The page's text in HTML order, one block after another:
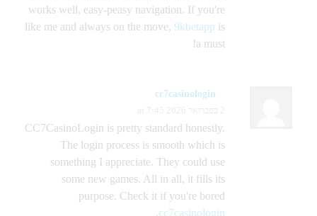
works well, easy-peasy navigation. If you're
like me and always on the move, 9kbetapp is
a must!
cc7casinologin
2 בפברואר 2026 at 7:45
CC7CasinoLogin is pretty standard honestly.
The login process is smooth which is
something I appreciate. They could use
some new games. All in all, it fills its
purpose. Check it if you're bored
cc7casinologin
.